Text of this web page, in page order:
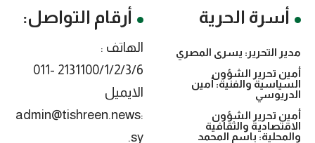
أسرة الحرية
مدير التحرير: يسرى المصري
أمين تحرير الشؤون
السياسية والفنية: أمين
الدريوسي
أمين تحرير الشؤون
الاقتصادية والثقافية
والمحلية: باسم المحمد
أرقام التواصل:
الهاتف :
2131100/1/2/3/6 -011
الايميل
:admin@tishreen.news
.sy